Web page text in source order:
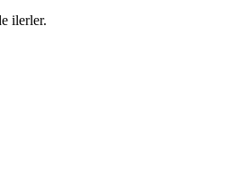
ilerler.